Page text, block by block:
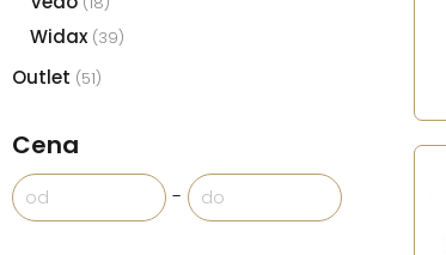
Widax (39)
Outlet (51)
Cena
-